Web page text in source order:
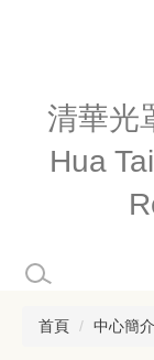
清華光
Hua
首頁 中心簡介